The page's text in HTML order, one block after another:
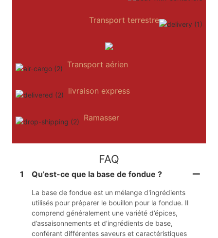
Transport terrestre
Transport aérien
livraison express
Ramasser
FAQ
1 Qu’est-ce que la base de fondue ?
La base de fondue est un mélange d'ingrédients
utilisés pour préparer le bouillon pour la fondue. Il
comprend généralement une variété d’épices,
d’assaisonnements et d’ingrédients de base,
conférant différentes saveurs et caractéristiques